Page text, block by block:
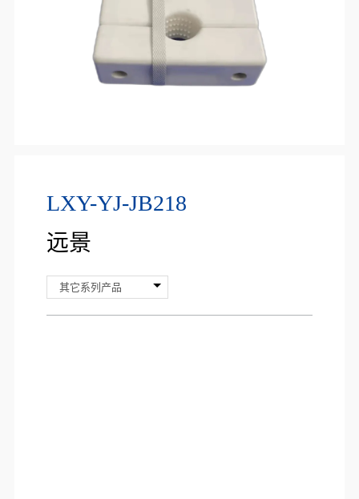
LXY-YJ-JB218
远景
其它系列产品